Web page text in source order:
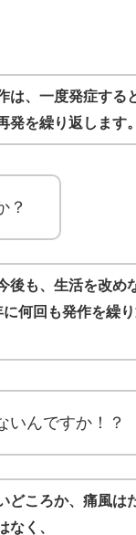
は、一度発症する
発を繰り返します。
？
後も、生活を改め
に何回も発作を繰
いんですか！？
どころか、痛風は
なく、